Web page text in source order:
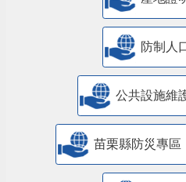
防制人
公共設施維
苗栗縣防災專區